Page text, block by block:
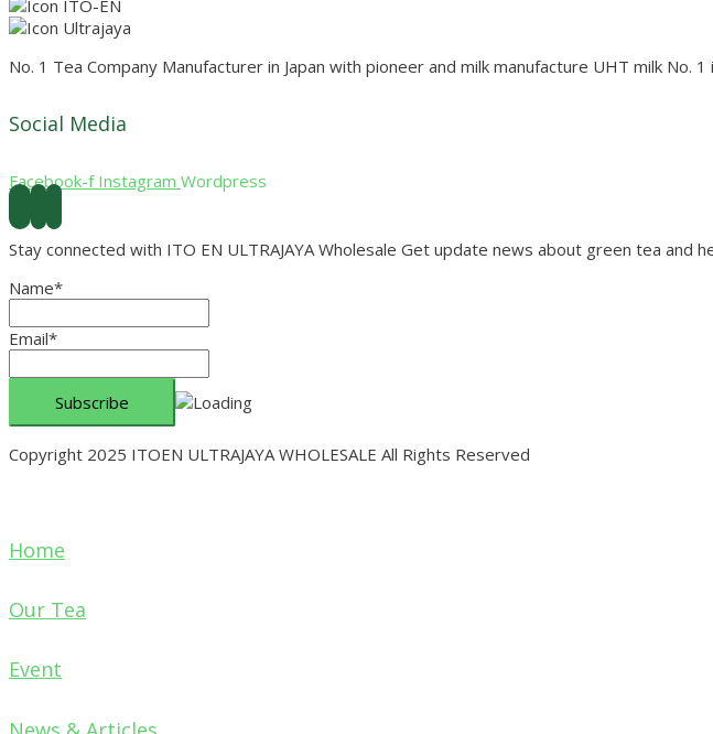
No. 1 Tea Company Manufacturer in Japan with pioneer and milk manufacture UHT milk
Social Media
Facebook-f Instagram Wordpress
Stay connected with ITO EN ULTRAJAYA Wholesale Get update news about green tea and
Name*
Email*
Copyright 2025 ITOEN ULTRAJAYA WHOLESALE All Rights Reserved
Home
Our Tea
Event